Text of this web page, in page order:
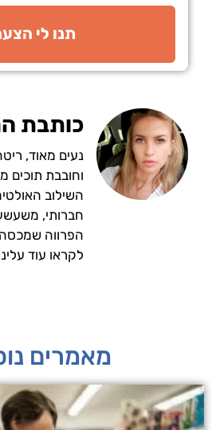
תנו לי
כותבת
וחובבת תוכים
השילוב
חברותי,
הפרווה
לקראו עוד
מאמרים